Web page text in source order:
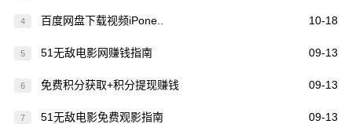
4 百度网盘下载视频iPone.. 10-18
5 51无敌电影网赚钱指南 09-13
6 免费积分获取+积分提现赚钱 09-13
7 51无敌电影免费观影指南 09-13